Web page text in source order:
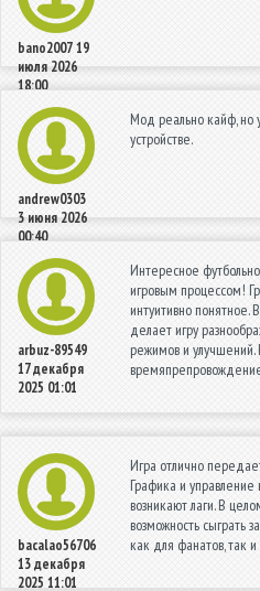
bano200719
июля 2026
18:00
andrew0303
3 июня 2026
00:40
Мод реально кайф, но
устройстве.
arbuz-89549
17 декабря
2025 01:01
Интересное
игровым процессом!
интуитивно понятное.
делает игру
режимов и
bacalao56706
13 декабря
2025 11:01
Игра отлично
Графика и
возникают лаги. В
возможность сыграть
как для фанатов, так